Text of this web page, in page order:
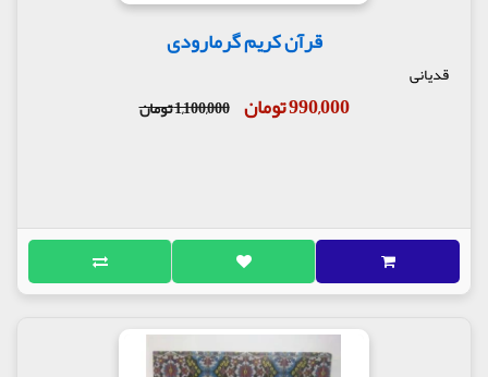
قرآن کریم گرمارودی
قدیانی
990,000 تومان 1,100,000 تومان